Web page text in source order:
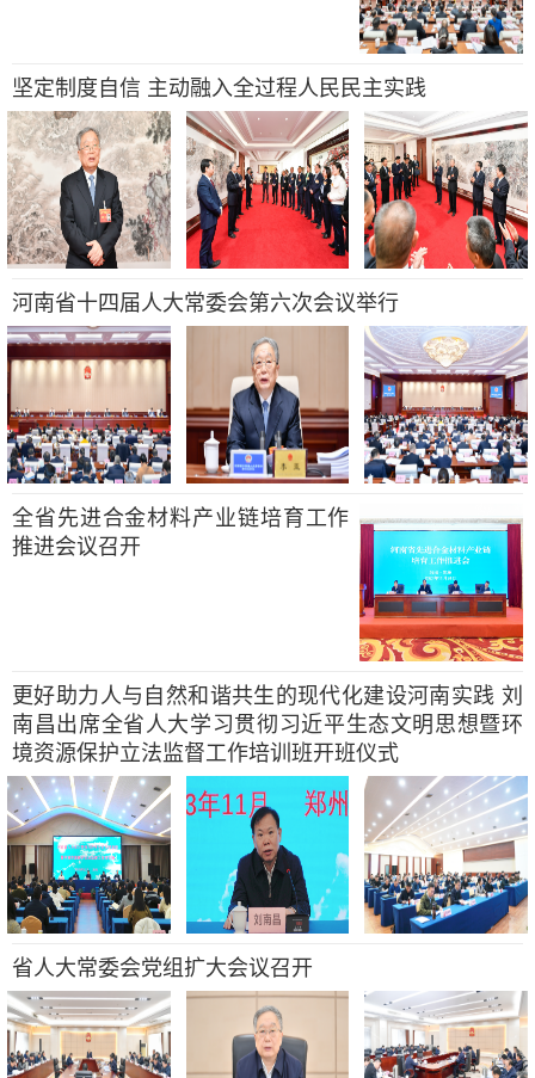
坚定制度自信 主动融入全过程人民民主实践
河南省十四届人大常委会第六次会议举行
全省先进合金材料产业链培育工作
推进会议召开
更好助力人与自然和谐共生的现代化建设河南实践 刘
南昌出席全省人大学习贯彻习近平生态文明思想暨环
境资源保护立法监督工作培训班开班仪式
省人大常委会党组扩大会议召开